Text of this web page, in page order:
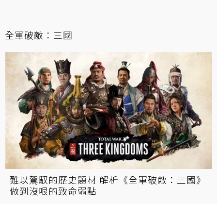
全軍破敵：三國
難以駕馭的歷史題材 解析《全軍破敵：三國》
做到沒哏的致命弱點